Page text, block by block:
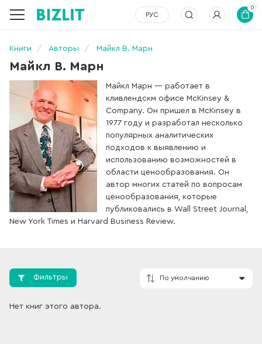
РУС
0
Книги Авторы Майкл В. Марн
Майкл В. Марн
Майкл Марн — работает в
кливлендскм офисе McKinsey &
Company. Он пришел в McKinsey в
1977 году и разработал несколько
популярных аналитических
подходов к выявлению и
использованию возможностей в
области ценообразования. Он
автор многих статей по вопросам
ценообразования, которые
публиковались в Wall Street Journal,
New York Times и Harvard Business Review.
Фильтры
Нет книг этого автора.